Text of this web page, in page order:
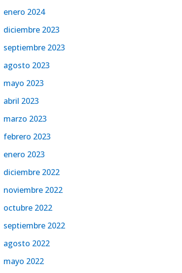
enero 2024
diciembre 2023
septiembre 2023
agosto 2023
mayo 2023
abril 2023
marzo 2023
febrero 2023
enero 2023
diciembre 2022
noviembre 2022
octubre 2022
septiembre 2022
agosto 2022
mayo 2022